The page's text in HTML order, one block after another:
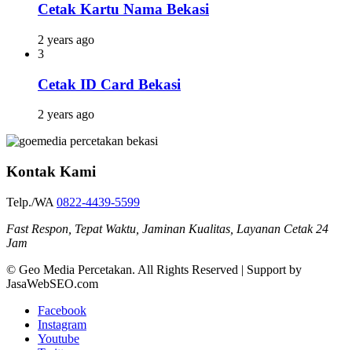
Cetak Kartu Nama Bekasi
2 years ago
3
Cetak ID Card Bekasi
2 years ago
Kontak Kami
Telp./WA 0822-4439-5599
Fast Respon, Tepat Waktu, Jaminan Kualitas, Layanan Cetak 24
Jam
© Geo Media Percetakan. All Rights Reserved | Support by
JasaWebSEO.com
Facebook
Instagram
Youtube